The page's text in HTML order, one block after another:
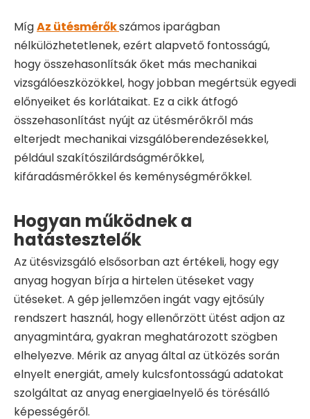
MígAz ütésmérőkszámos iparágban
nélkülözhetetlenek, ezért alapvető fontosságú,
hogy összehasonlítsák őket más mechanikai
vizsgálóeszközökkel, hogy jobban megértsük egyedi
előnyeiket és korlátaikat. Ez a cikk átfogó
összehasonlítást nyújt az ütésmérőkről más
elterjedt mechanikai vizsgálóberendezésekkel,
például szakítószilárdságmérőkkel,
kifáradásmérőkkel és keménységmérőkkel.
Hogyan működnek a
hatástesztelők
Az ütésvizsgáló elsősorban azt értékeli, hogy egy
anyag hogyan bírja a hirtelen ütéseket vagy
ütéseket. A gép jellemzően ingát vagy ejtősúly
rendszert használ, hogy ellenőrzött ütést adjon az
anyagmintára, gyakran meghatározott szögben
elhelyezve. Mérik az anyag által az ütközés során
elnyelt energiát, amely kulcsfontosságú adatokat
szolgáltat az anyag energiaelnyelő és törésálló
képességéről.